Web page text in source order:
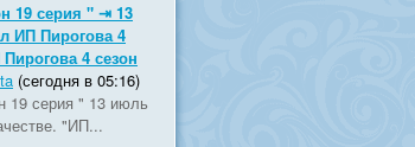
19 серия " ⇥ 13
ИП Пирогова 4
4 сезон
(сегодня в 05:16)
19 серия " 13 июль
"ИП...